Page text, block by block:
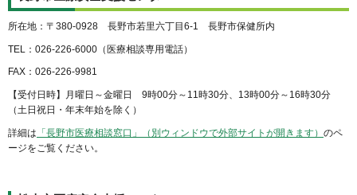
所在地：〒380-0928 長野市若里六丁目6-1 長野市保健所内
TEL：026-226-6000（医療相談専用電話）
FAX：026-226-9981
【受付日時】月曜日～金曜日 9時00分～11時30分、13時00分～16時30分
（土日祝日・年末年始を除く）
詳細は 「長野市医療相談窓口」（別ウィンドウで外部サイトが開きます） のペ
ージをご覧ください。